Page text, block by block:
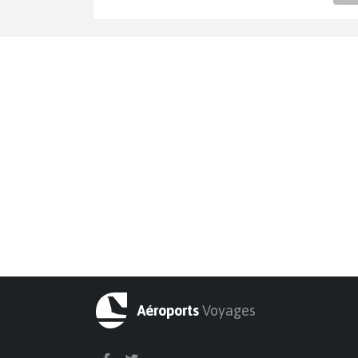
AéroportsVoyages